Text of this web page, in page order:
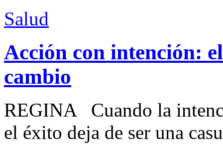
Salud
Acción con intención:
cambio
REGINA Cuando la
el éxito deja de ser una